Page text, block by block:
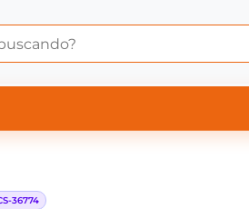
ASUS
36774